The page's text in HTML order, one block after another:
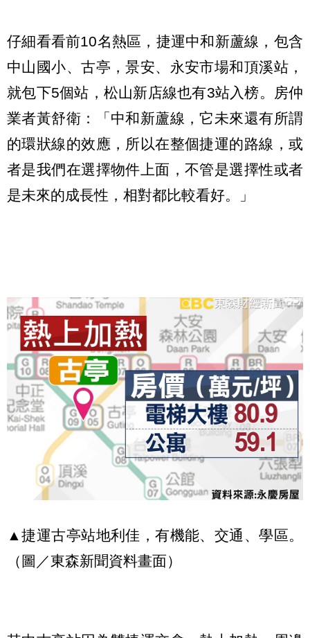
仔細看看前10名熱區，捷運中和新蘆線，包含
中山國小、古亭，景安、永安市場和頂溪站，
就包下5個站，松山新店線也有3站入榜。房仲
業者黃舒衛：「中和新蘆線，它未來還有所謂
的環狀線的效應，所以在整個捷運的路線，或
者是我們在選擇物件上面，不管是選擇性或者
是未來的成長性，相對都比較看好。」
▲捷運古亭站地利佳，有機能、交通、學區。
（圖／東森新聞資料畫面）